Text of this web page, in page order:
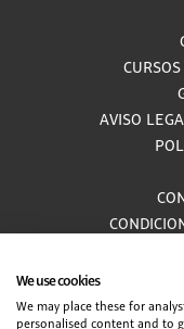
AVISO
We use cookies
We may place these for
personalised content and to